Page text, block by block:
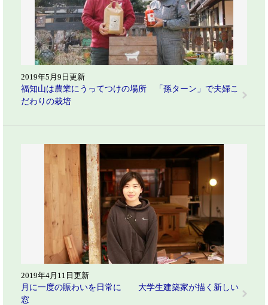
2019年5月9日更新
福知山は農業にうってつけの場所 「孫ターン」で夫婦こ
だわりの栽培
2019年4月11日更新
月に一度の賑わいを日常に 大学生建築家が描く新しい
窓